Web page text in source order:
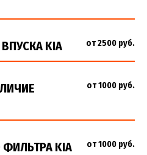
KIA от 2500 руб.
от 1000 руб.
KIA от 1000 руб.